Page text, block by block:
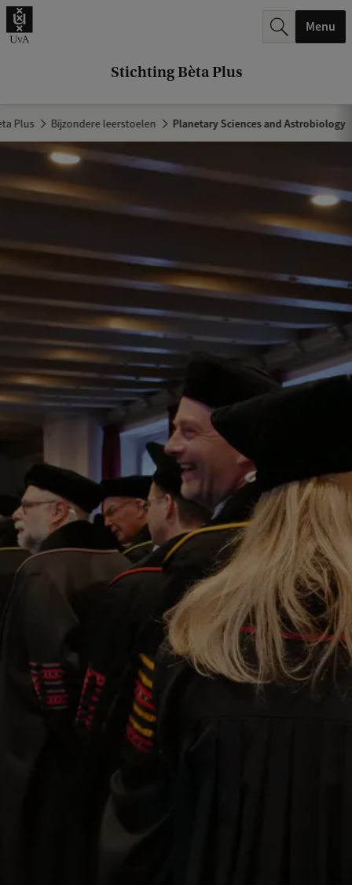
Stichting Bèta Plus
Menu
Plus Bijzondere leerstoelen Planetary Sciences and Astrobiology